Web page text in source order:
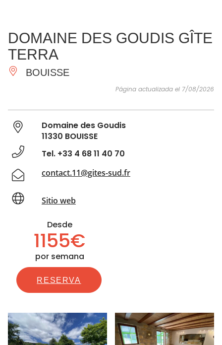
IMPRESCINDIBLES
HACER
INSPIRACIONES
DOMAINE DES GOUDIS GÎTE
TERRA
BOUISSE
Página actualizada el 7/08/2026
Domaine des Goudis
11330 BOUISSE
Tel. +33 4 68 11 40 70
contact.11@gites-sud.fr
Sitio web
Desde
1155€
por semana
RESERVA